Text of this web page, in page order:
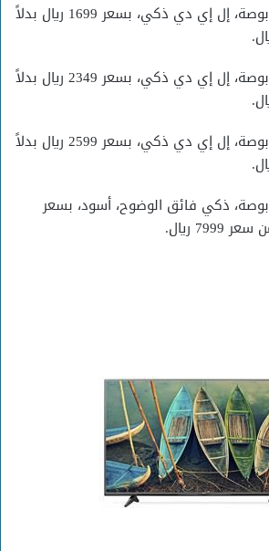
شاشة عرض 49 بوصة، إل إي دي ذكي، بسعر 1699 ريال بدلاً
شاشة عرض 55 بوصة، إل إي دي ذكي، بسعر 2349 ريال بدلاً
شاشة عرض 55 بوصة، إل إي دي ذكي، بسعر 2599 ريال بدلاً
شاشة عرض 65 بوصة، ذكي فائق الوضوح، أسود، بسعر